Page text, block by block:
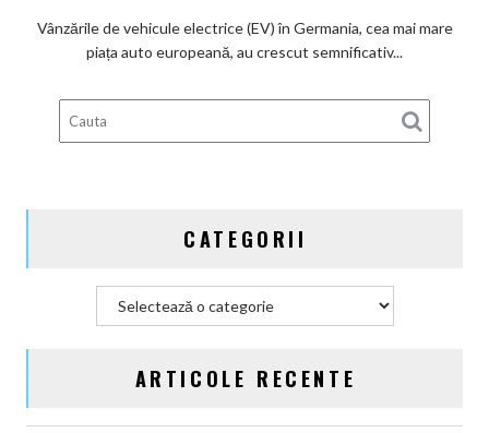
din
Germania
Vânzările de vehicule electrice (EV) în Germania, cea mai mare
piața auto europeană, au crescut semnificativ...
CATEGORII
ARTICOLE RECENTE